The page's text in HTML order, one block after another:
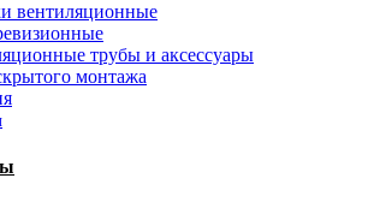
вентиляционные
трубы и аксессуары
монтажа